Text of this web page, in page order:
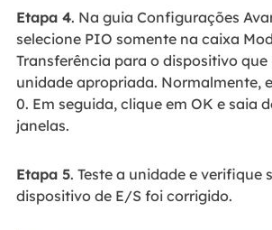
Etapa 4. Na guia Configurações
selecione PIO somente na caixa
Transferência para o dispositivo que
unidade apropriada. Normalmente,
0. Em seguida, clique em OK e saia
janelas.
Etapa 5. Teste a unidade e verifique
dispositivo de E/S foi corrigido.